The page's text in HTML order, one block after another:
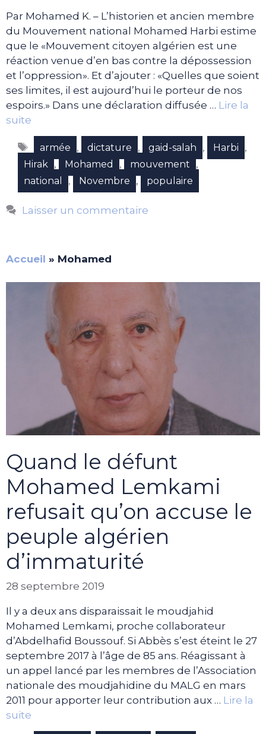
Par Mohamed K. – L’historien et ancien membre
du Mouvement national Mohamed Harbi estime
que le «Mouvement citoyen algérien est une
réaction venue d’en bas contre la dépossession
et l’oppression». Et d’ajouter : «Quelles que soient
ses limites, il est aujourd’hui le porteur de nos
espoirs.» Dans une déclaration diffusée … Lire la
suite
Étiquettes
armée , dictature , gaid-salah , Harbi ,
Hirak , Mohamed , mouvement ,
national , Novembre , populaire
Laisser un commentaire
Accueil » Mohamed
Quand le défunt
Mohamed Lemkami
refusait qu’on accuse le
peuple algérien
d’immaturité
28 septembre 2019
Il y a deux ans disparaissait le moudjahid
Mohamed Lemkami, proche collaborateur
d’Abdelhafid Boussouf. Si Abbès s’est éteint le 27
septembre 2017 à l’âge de 85 ans. Réagissant à
un appel lancé par les membres de l’Association
nationale des moudjahidine du MALG en mars
2011 pour apporter leur contribution aux … Lire la
suite